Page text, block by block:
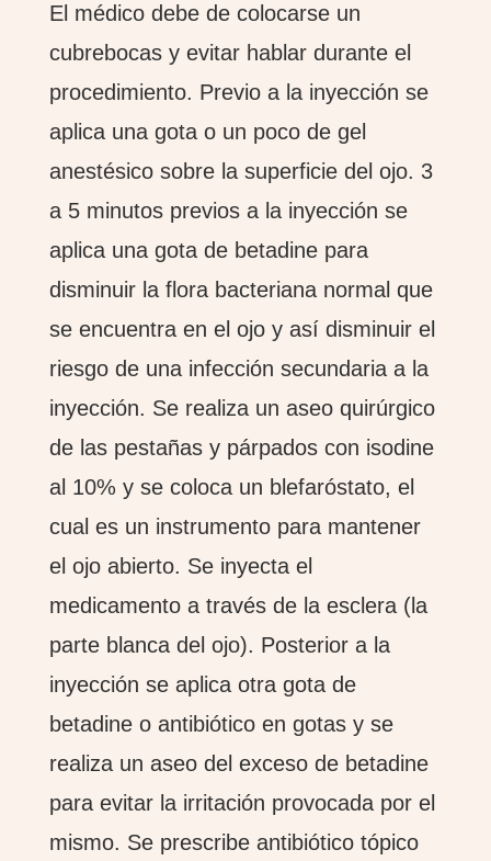
El médico debe de colocarse un
cubrebocas y evitar hablar durante el
procedimiento. Previo a la inyección se
aplica una gota o un poco de gel
anestésico sobre la superficie del ojo. 3
a 5 minutos previos a la inyección se
aplica una gota de betadine para
disminuir la flora bacteriana normal que
se encuentra en el ojo y así disminuir el
riesgo de una infección secundaria a la
inyección. Se realiza un aseo quirúrgico
de las pestañas y párpados con isodine
al 10% y se coloca un blefaróstato, el
cual es un instrumento para mantener
el ojo abierto. Se inyecta el
medicamento a través de la esclera (la
parte blanca del ojo). Posterior a la
inyección se aplica otra gota de
betadine o antibiótico en gotas y se
realiza un aseo del exceso de betadine
para evitar la irritación provocada por el
mismo. Se prescribe antibiótico tópico